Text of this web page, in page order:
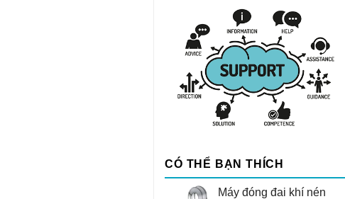
CÓ THỂ BẠN THÍCH
Máy đóng đai khí nén